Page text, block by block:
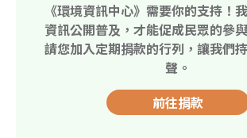
《環境資訊中心》需要你的支持！
資訊公開普及，才能促成民眾的參
請您加入定期捐款的行列，讓我們
聲。
前往捐款